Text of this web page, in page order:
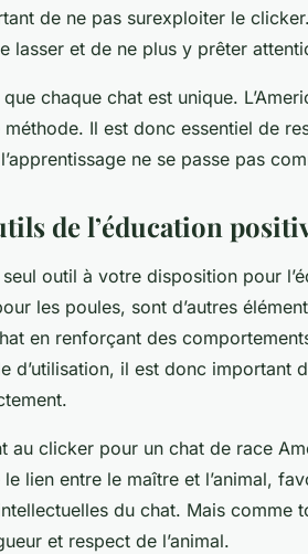
de ne pas surexploiter le
lasser et de ne plus y prêter
chaque chat est unique.
Il est donc essentiel de
ne se passe pas
de l’éducation
seul outil à votre disposition pour
les poules, sont d’autres
en renforçant des
d’utilisation, il est donc important
au clicker pour un chat de race
lien entre le maître et l’animal,
du chat. Mais comme
et respect de l’animal.